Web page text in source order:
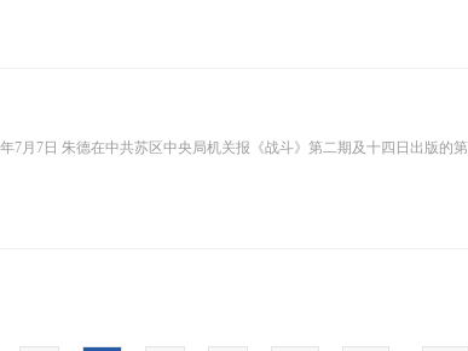
7月7日 朱德在中共苏区中央局机关报《战斗》第二期及十四日出版的